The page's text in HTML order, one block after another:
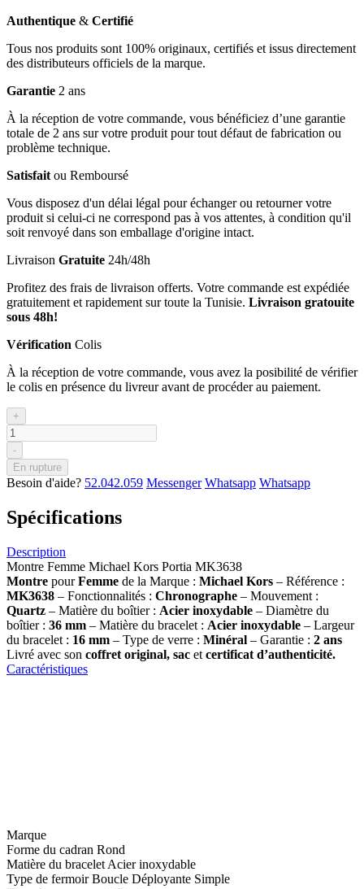
Authentique & Certifié
Tous nos produits sont 100% originaux, certifiés et issus directement
des distributeurs officiels de la marque.
Garantie 2 ans
À la réception de votre commande, vous bénéficiez d’une garantie
totale de 2 ans sur votre produit pour tout défaut de fabrication ou
problème technique.
Satisfait ou Remboursé
Vous disposez d'un délai légal pour échanger ou retourner votre
produit si celui-ci ne correspond pas à vos attentes, à condition qu'il
soit renvoyé dans son emballage d'origine intact.
Livraison Gratuite 24h/48h
Profitez des frais de livraison offerts. Votre commande est expédiée
gratuitement et rapidement sur toute la Tunisie. Livraison gratouite
sous 48h!
Vérification Colis
À la réception de votre commande, vous avez la posibilité de vérifier
le colis en présence du livreur avant de procéder au paiement.
+
-
En rupture
Besoin d'aide? 52.042.059 Messenger Whatsapp Whatsapp
Spécifications
Description
Montre Femme Michael Kors Portia MK3638
Montre pourFemme de la Marque : Michael Kors – Référence :
MK3638 – Fonctionnalités : Chronographe – Mouvement :
Quartz – Matière du boîtier : Acier inoxydable – Diamètre du
boîtier : 36 mm – Matière du bracelet : Acier inoxydable – Largeur
du bracelet : 16 mm – Type de verre : Minéral – Garantie : 2 ans
Livré avec son coffret original, sac et certificat d’authenticité.
Caractéristiques
Marque
Forme du cadran Rond
Matière du bracelet Acier inoxydable
Type de fermoir Boucle Déployante Simple